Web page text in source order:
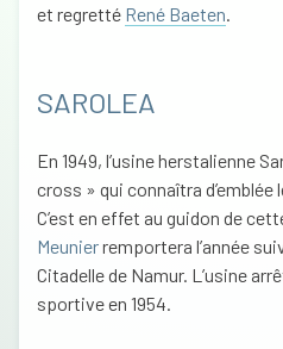
et regretté René Baeten
SAROLEA
En 1949, l’usine herstalienne
cross » qui connaîtra
C’est en effet au guidon de
Meunierremportera l’année
Citadelle de Namur. L’usine
sportive en 1954.